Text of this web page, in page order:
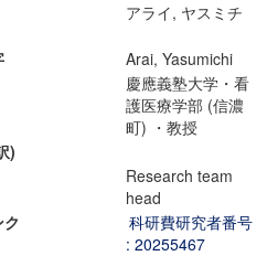
アライ, ヤスミチ
Arai, Yasumichi
慶應義塾大学・看
護医療学部 (信濃
町) ・教授
)
Research team
head
科研費研究者番号
: 20255467